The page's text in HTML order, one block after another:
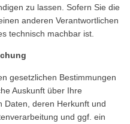
zu lassen. Sofern Sie die
anderen Verantwortlichen
technisch machbar ist.
gesetzlichen Bestimmungen
Auskunft über Ihre
Daten, deren Herkunft und
und ggf. ein